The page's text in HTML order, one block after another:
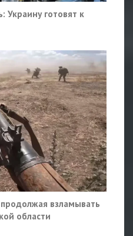
Украину готовят к
взламывать
области